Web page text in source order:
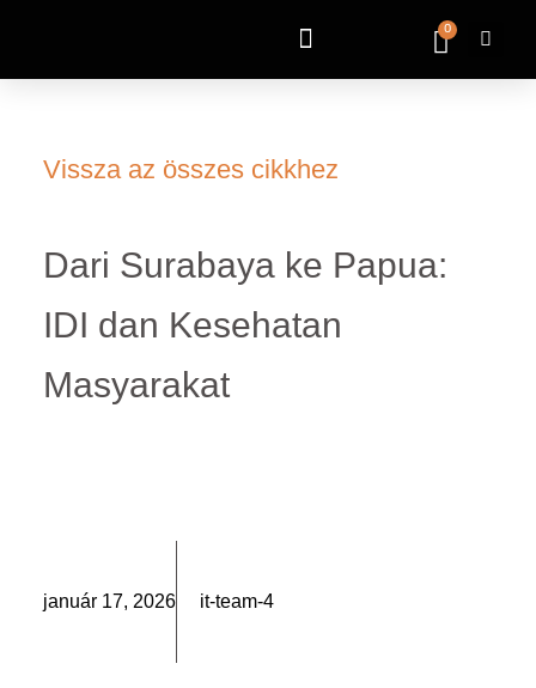
0
Vissza az összes cikkhez
Dari Surabaya ke Papua:
IDI dan Kesehatan
Masyarakat
január 17, 2026 it-team-4